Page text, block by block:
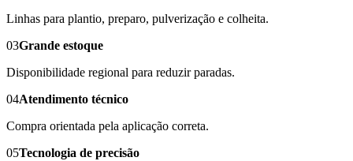
Linhas para plantio, preparo, pulverização e colheita.
03Grande estoque
Disponibilidade regional para reduzir paradas.
04Atendimento técnico
Compra orientada pela aplicação correta.
05Tecnologia de precisão